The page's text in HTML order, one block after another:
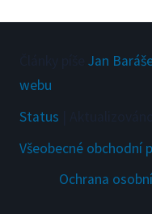
Jan
webu
Status
Všeobecné obchodní
Ochrana